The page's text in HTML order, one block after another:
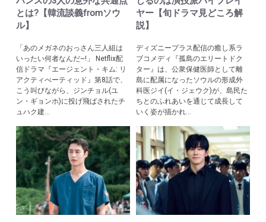
とは?【韓流談義fromソウ
ル】
「あのメガネのおっさん三人組は
いったい何者なんだ~!」 Netflix配
信ドラマ『エージェント・キム: リ
アクティべーティッド』第8話で、
こう叫びながら、ジンチョル(ユ
ン・ギョンホ)に投げ飛ばされたチ
ュハク建...
ヤー【旬ドラマ見どころ解
説】
ディズニープラス配信の癒し系ラ
ブコメディ『孤島のエリートドク
ター』は、公衆保健医師として離
島に配属になったソウルの形成外
科医ジイ(イ・ジェウク)が、島民た
ちとのふれあいを通じて成長して
いく姿が描かれ...